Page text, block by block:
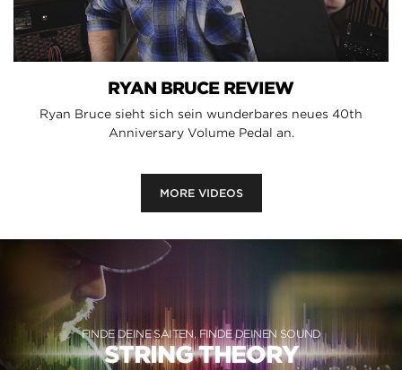
RYAN BRUCE REVIEW
Ryan Bruce sieht sich sein wunderbares neues 40th
Anniversary Volume Pedal an.
MORE VIDEOS
FINDE DEINE SAITEN, FINDE DEINEN SOUND
STRING THEORY